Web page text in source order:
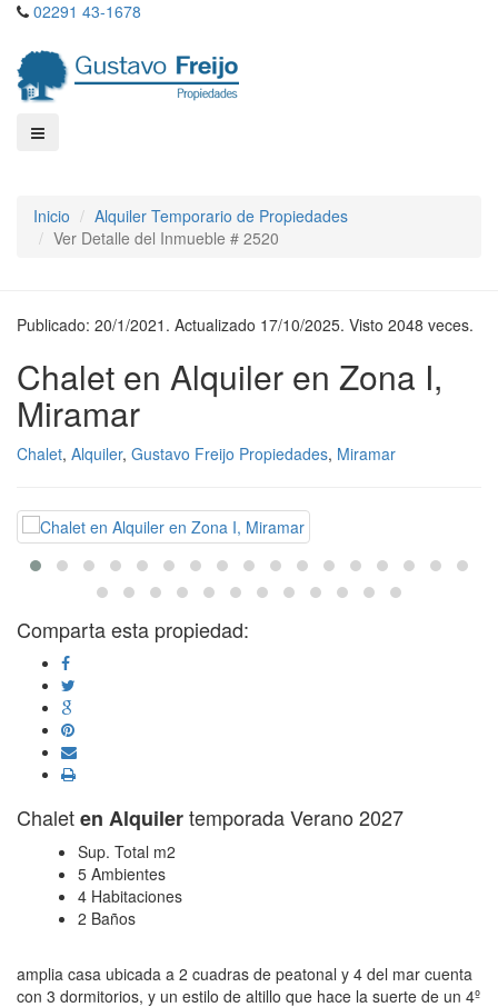
02291 43-1678
Inicio
Alquiler Temporario de Propiedades
Ver Detalle del Inmueble # 2520
Publicado: 20/1/2021. Actualizado 17/10/2025. Visto 2048 veces.
Chalet en Alquiler en Zona I,
Miramar
Chalet, Alquiler, Gustavo Freijo Propiedades, Miramar
Comparta esta propiedad:
Chaleten Alquilertemporada Verano 2027
Sup. Total m2
5 Ambientes
4 Habitaciones
2 Baños
amplia casa ubicada a 2 cuadras de peatonal y 4 del mar cuenta
con 3 dormitorios, y un estilo de altillo que hace la suerte de un 4º